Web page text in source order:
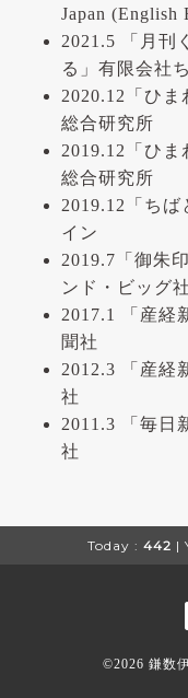
Japan
2021.5 「月刊
る」有限会社
2020.12「ひ
総合研究所
2019.12「ひ
総合研究所
2019.12「ち
イン
2019.7「御朱
ンド・ビッグ社
2017.1 「産
聞社
2012.3 「産
社
2011.3 「毎
社
Today : 442 |
©2026 鎌数